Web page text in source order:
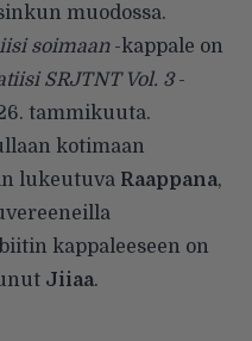
muodossa.
soimaan-kappale on
SRJTNT Vol. 3-
tammikuuta.
kotimaan
lukeutuva Raappana,
kappaleeseen on
Jiiaa.